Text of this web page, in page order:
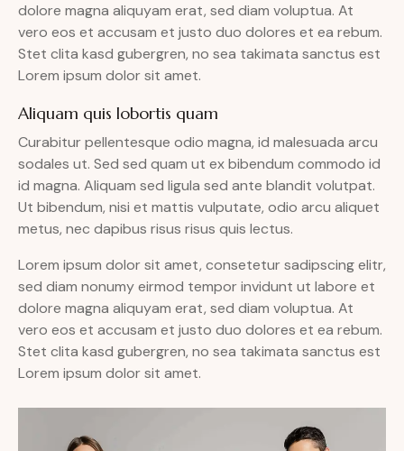
dolore magna aliquyam erat, sed diam voluptua. At
vero eos et accusam et justo duo dolores et ea rebum.
Stet clita kasd gubergren, no sea takimata sanctus est
Lorem ipsum dolor sit amet.
Aliquam quis lobortis quam
Curabitur pellentesque odio magna, id malesuada arcu
sodales ut. Sed sed quam ut ex bibendum commodo id
id magna. Aliquam sed ligula sed ante blandit volutpat.
Ut bibendum, nisi et mattis vulputate, odio arcu aliquet
metus, nec dapibus risus risus quis lectus.
Lorem ipsum dolor sit amet, consetetur sadipscing elitr,
sed diam nonumy eirmod tempor invidunt ut labore et
dolore magna aliquyam erat, sed diam voluptua. At
vero eos et accusam et justo duo dolores et ea rebum.
Stet clita kasd gubergren, no sea takimata sanctus est
Lorem ipsum dolor sit amet.